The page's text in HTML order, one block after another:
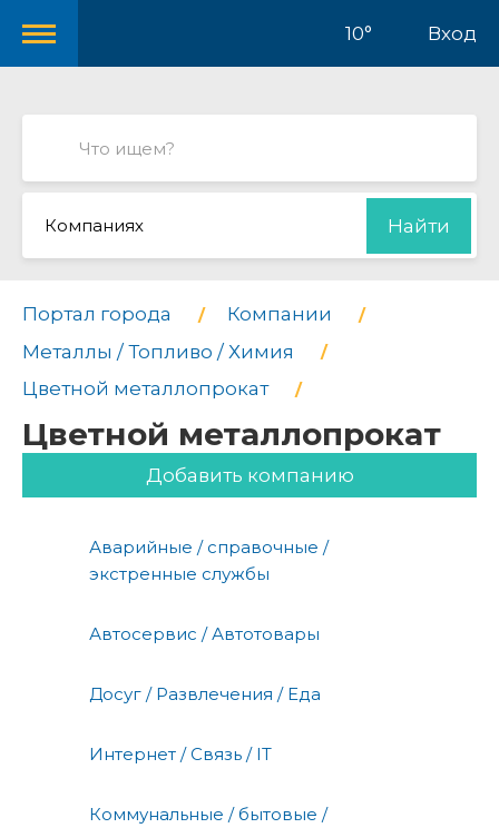
10° Вход
Компаниях Найти
Портал города
Компании
Металлы / Топливо / Химия
Цветной металлопрокат
Цветной металлопрокат
Добавить компанию
Аварийные / справочные /
экстренные службы
Автосервис / Автотовары
Досуг / Развлечения / Еда
Интернет / Связь / IT
Коммунальные / бытовые /